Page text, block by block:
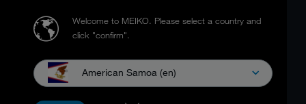
Welcome to MEIKO. Please select a country and
click "confirm".
American Samoa (en)